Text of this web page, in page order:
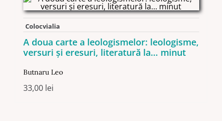
Colocvialia
A doua carte a leologismelor: leologisme,
versuri şi eresuri, literatură la… minut
Butnaru Leo
33,00 lei